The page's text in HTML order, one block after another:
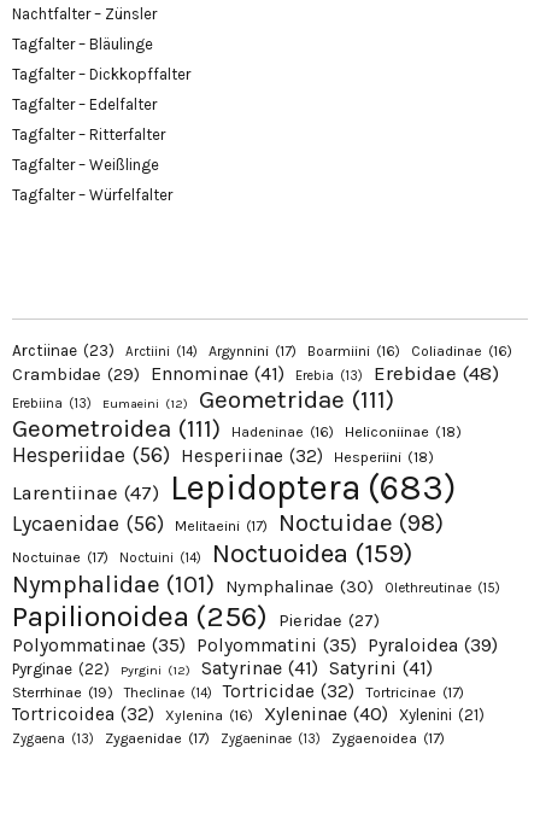
Nachtfalter – Zünsler
Tagfalter – Bläulinge
Tagfalter – Dickkopffalter
Tagfalter – Edelfalter
Tagfalter – Ritterfalter
Tagfalter – Weißlinge
Tagfalter – Würfelfalter
Arctiinae (23) Arctiini (14) Argynnini (17) Boarmiini (16) Coliadinae (16)
Crambidae (29) Ennominae (41) Erebia (13) Erebidae (48)
Erebiina (13) Eumaeini (12) Geometridae (111)
Geometroidea (111) Hadeninae (16) Heliconiinae (18)
Hesperiidae (56) Hesperiinae (32) Hesperiini (18)
Larentiinae (47) Lepidoptera (683)
Lycaenidae (56) Melitaeini (17) Noctuidae (98)
Noctuinae (17) Noctuini (14) Noctuoidea (159)
Nymphalidae (101) Nymphalinae (30) Olethreutinae (15)
Papilionoidea (256) Pieridae (27)
Polyommatinae (35) Polyommatini (35) Pyraloidea (39)
Pyrginae (22) Pyrgini (12) Satyrinae (41) Satyrini (41)
Sterrhinae (19) Theclinae (14) Tortricidae (32) Tortricinae (17)
Tortricoidea (32) Xylenina (16) Xyleninae (40) Xylenini (21)
Zygaena (13) Zygaenidae (17) Zygaeninae (13) Zygaenoidea (17)